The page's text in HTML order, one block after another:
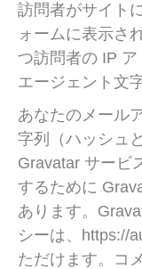
訪問者がサイト
ォームに表示さ
つ訪問者の IP
エージェント文
あなたのメール
字列（ハッシュ
Gravatar サービ
するために
あります。
シーは、https://
ただけます。コ